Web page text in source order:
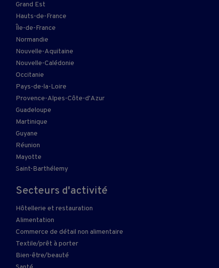
Grand Est
Hauts-de-France
Île-de-France
Normandie
Nouvelle-Aquitaine
Nouvelle-Calédonie
Occitanie
Pays-de-la-Loire
Provence-Alpes-Côte-d'Azur
Guadeloupe
Martinique
Guyane
Réunion
Mayotte
Saint-Barthélemy
Secteurs d'activité
Hôtellerie et restauration
Alimentation
Commerce de détail non alimentaire
Textile/prêt à porter
Bien-être/beauté